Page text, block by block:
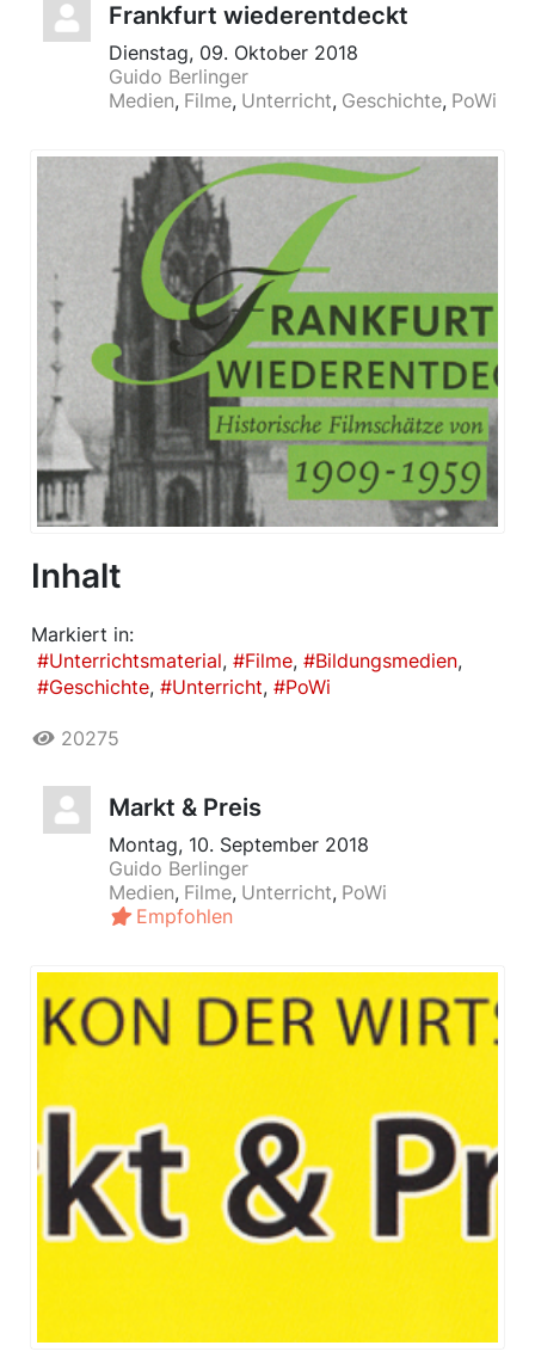
Frankfurt wiederentdeckt
Dienstag, 09. Oktober 2018
Guido Berlinger
Medien Filme Unterricht Geschichte PoWi
Inhalt
Markiert in:
Unterrichtsmaterial
Filme
Bildungsmedien
Geschichte
Unterricht PoWi
20275
Markt & Preis
Montag, 10. September 2018
Guido Berlinger
Medien Filme Unterricht PoWi
Empfohlen